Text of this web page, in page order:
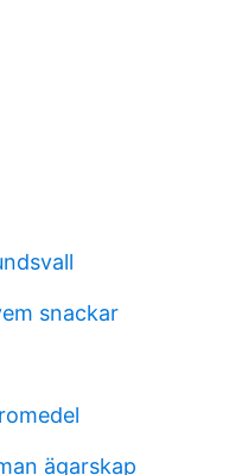
snackar
ägarskap